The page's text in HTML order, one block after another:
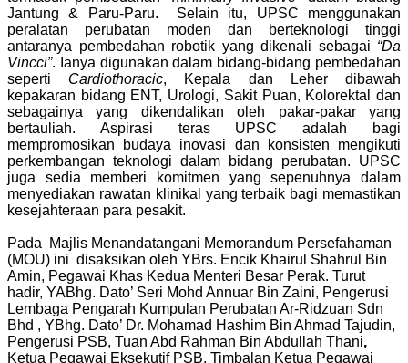
Jantung & Paru-Paru. Selain itu, UPSC menggunakan
peralatan perubatan moden dan berteknologi tinggi
antaranya pembedahan robotik yang dikenali sebagai “Da
Vincci”. Ianya digunakan dalam bidang-bidang pembedahan
seperti Cardiothoracic, Kepala dan Leher dibawah
kepakaran bidang ENT, Urologi, Sakit Puan, Kolorektal dan
sebagainya yang dikendalikan oleh pakar-pakar yang
bertauliah. Aspirasi teras UPSC adalah bagi
mempromosikan budaya inovasi dan konsisten mengikuti
perkembangan teknologi dalam bidang perubatan. UPSC
juga sedia memberi komitmen yang sepenuhnya dalam
menyediakan rawatan klinikal yang terbaik bagi memastikan
kesejahteraan para pesakit.
Pada Majlis Menandatangani Memorandum Persefahaman
(MOU) ini disaksikan oleh YBrs. Encik Khairul Shahrul Bin
Amin, Pegawai Khas Kedua Menteri Besar Perak. Turut
hadir, YABhg. Dato’ Seri Mohd Annuar Bin Zaini, Pengerusi
Lembaga Pengarah Kumpulan Perubatan Ar-Ridzuan Sdn
Bhd , YBhg. Dato’ Dr. Mohamad Hashim Bin Ahmad Tajudin,
Pengerusi PSB, Tuan Abd Rahman Bin Abdullah Thani,
Ketua Pegawai Eksekutif PSB, Timbalan Ketua Pegawai